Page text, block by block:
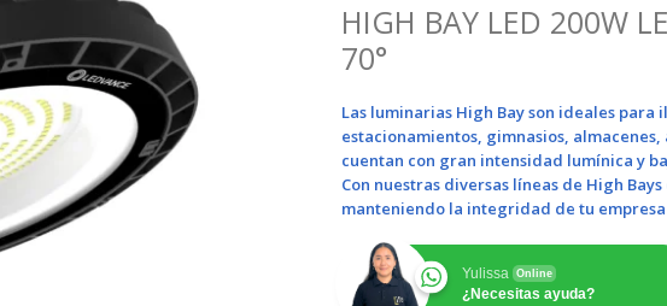
HIGH BAY LED 200W
70°
Las luminarias High Bayson ideales para
estacionamientos, gimnasios,
cuentan con gran intensidad lumínica y
Con nuestras diversas líneas de High
manteniendo la integridad de tu empresa
Yulissa Online
¿Necesitas ayuda?